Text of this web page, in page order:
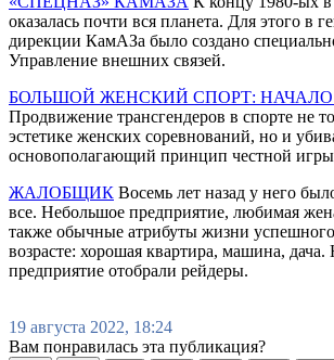
оказалась почти вся планета. Для этого в
дирекции КамАЗа было создано
Управление внешних связей.
БОЛЬШОЙ ЖЕНСКИЙ СПОРТ:
Продвижение трансгендеров в спорте не
эстетике женских соревнований, но и
основополагающий принцип честной
ЖАЛОБЩИК Восемь лет назад у него
все. Небольшое предприятие, любимая
также обычные атрибуты жизни успешного
возрасте: хорошая квартира, машина, дача.
предприятие отобрали рейдеры.
19 августа 2022, 18:24
Вам понравилась эта публикация?